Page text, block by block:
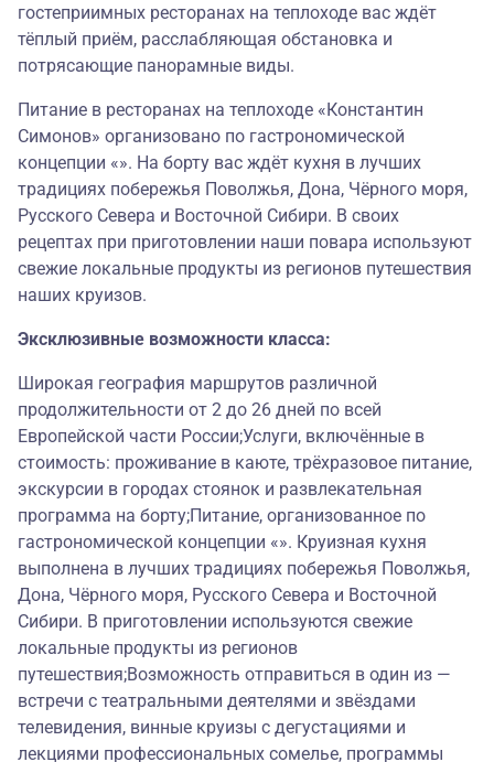
гостеприимных ресторанах на теплоходе вас ждёт
тёплый приём, расслабляющая обстановка и
потрясающие панорамные виды.
Питание в ресторанах на теплоходе «Константин
Симонов» организовано по гастрономической
концепции «». На борту вас ждёт кухня в лучших
традициях побережья Поволжья, Дона, Чёрного моря,
Русского Севера и Восточной Сибири. В своих
рецептах при приготовлении наши повара используют
свежие локальные продукты из регионов путешествия
наших круизов.
Эксклюзивные возможности класса:
Широкая география маршрутов различной
продолжительности от 2 до 26 дней по всей
Европейской части России;Услуги, включённые в
стоимость: проживание в каюте, трёхразовое питание,
экскурсии в городах стоянок и развлекательная
программа на борту;Питание, организованное по
гастрономической концепции «». Круизная кухня
выполнена в лучших традициях побережья Поволжья,
Дона, Чёрного моря, Русского Севера и Восточной
Сибири. В приготовлении используются свежие
локальные продукты из регионов
путешествия;Возможность отправиться в один из —
встречи с театральными деятелями и звёздами
телевидения, винные круизы с дегустациями и
лекциями профессиональных сомелье, программы